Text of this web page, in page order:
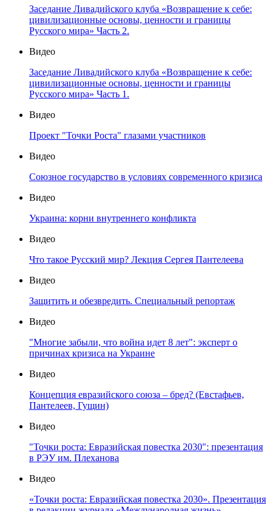
Заседание Ливадийского клуба «Возвращение к себе:
цивилизационные основы, ценности и границы
Русского мира» Часть 2.
Видео
Заседание Ливадийского клуба «Возвращение к себе:
цивилизационные основы, ценности и границы
Русского мира» Часть 1.
Видео
Проект "Точки Роста" глазами участников
Видео
Союзное государство в условиях современного кризиса
Видео
Украина: корни внутреннего конфликта
Видео
Что такое Русский мир? Лекция Сергея Пантелеева
Видео
Защитить и обезвредить. Специальный репортаж
Видео
"Многие забыли, что война идет 8 лет": эксперт о
причинах кризиса на Украине
Видео
Концепция евразийского союза – бред? (Евстафьев,
Пантелеев, Гущин)
Видео
"Точки роста: Евразийская повестка 2030": презентация
в РЭУ им. Плеханова
Видео
«Точки роста: Евразийская повестка 2030». Презентация